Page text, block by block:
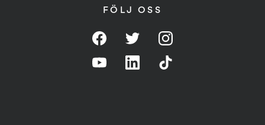
FÖLJ OSS
FacebookTwitterInstagram
YouTube LinkedIn